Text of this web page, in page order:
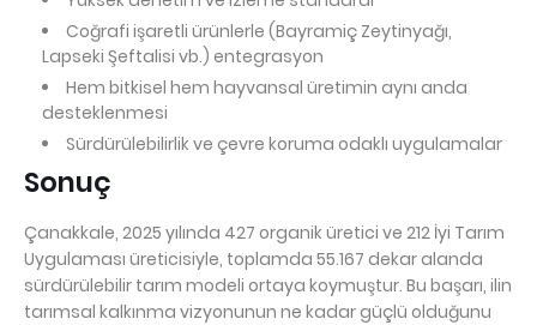
Coğrafi işaretli ürünlerle (Bayramiç Zeytinyağı,
Lapseki Şeftalisi vb.) entegrasyon
Hem bitkisel hem hayvansal üretimin aynı anda
desteklenmesi
Sürdürülebilirlik ve çevre koruma odaklı uygulamalar
Sonuç
Çanakkale, 2025 yılında 427 organik üretici ve 212 İyi Tarım
Uygulaması üreticisiyle, toplamda 55.167 dekar alanda
sürdürülebilir tarım modeli ortaya koymuştur. Bu başarı, ilin
tarımsal kalkınma vizyonunun ne kadar güçlü olduğunu